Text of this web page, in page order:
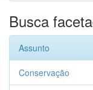
Busca
Assunto
Conservação